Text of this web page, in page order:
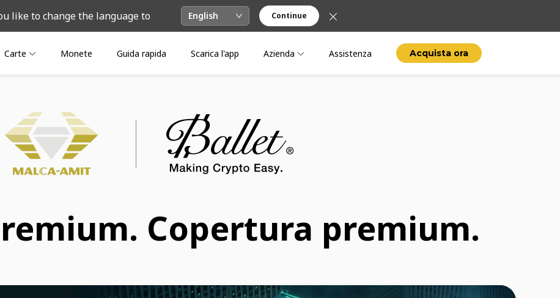
like to change the language to English Continue
Carte Monete Guida rapida Scarica l'app Azienda Assistenza Acquista ora
Copertura premium.